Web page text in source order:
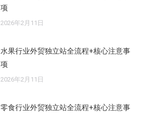
项
2026年2月11日
水果行业外贸独立站全流程+核心注意事
项
2026年2月11日
零食行业外贸独立站全流程+核心注意事